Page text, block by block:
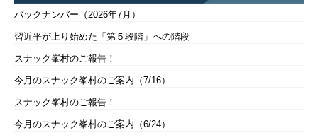
バックナンバー（2026年7月）
習近平が上り始めた「第５段階」への階段
スナック峯村のご報告！
今月のスナック峯村のご案内（7/16）
スナック峯村のご報告！
今月のスナック峯村のご案内（6/24）